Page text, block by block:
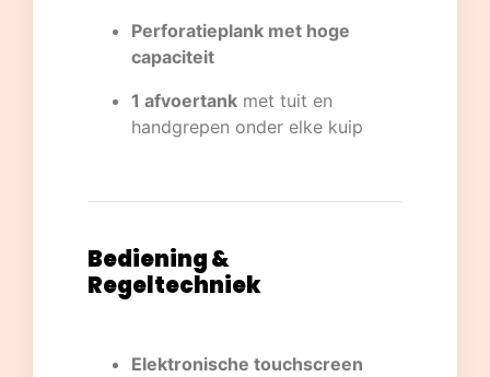
Perforatieplank met hoge
capaciteit
1 afvoertank met tuit en
handgrepen onder elke kuip
Bediening &
Regeltechniek
Elektronische touchscreen